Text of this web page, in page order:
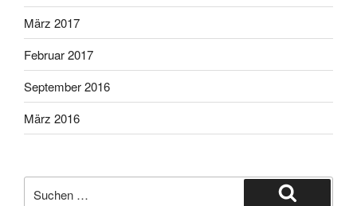
März 2017
Februar 2017
September 2016
März 2016